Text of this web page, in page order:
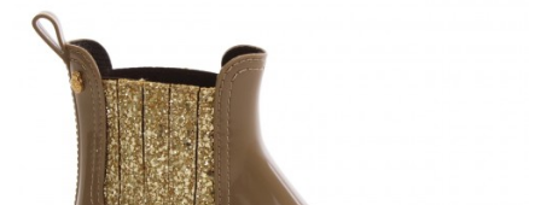
Carrinho
de
compras